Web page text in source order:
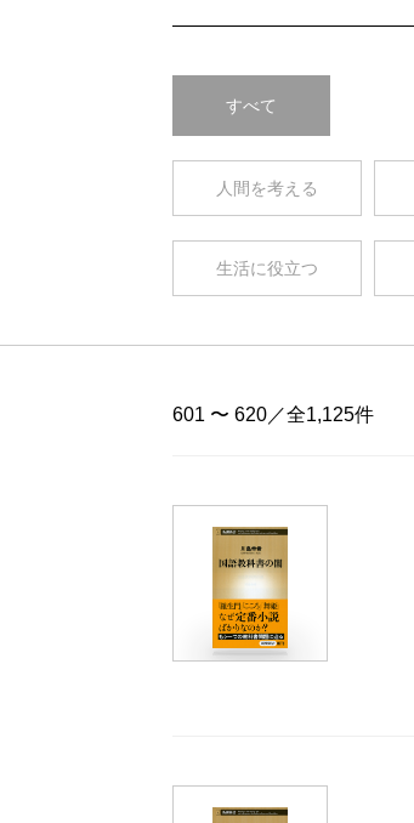
すべて
人間を考える
生活に役立つ
601 〜 620／全1,125件